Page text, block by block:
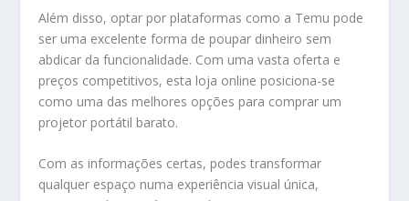
Além disso, optar por plataformas como a Temu pode
ser uma excelente forma de poupar dinheiro sem
abdicar da funcionalidade. Com uma vasta oferta e
preços competitivos, esta loja online posiciona-se
como uma das melhores opções para comprar um
projetor portátil barato.
Com as informações certas, podes transformar
qualquer espaço numa experiência visual única,